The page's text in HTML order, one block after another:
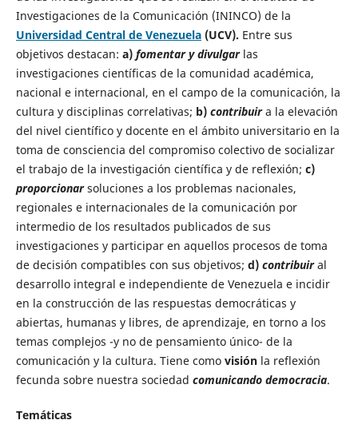
Investigaciones de la Comunicación (ININCO) de la
Universidad Central de Venezuela(UCV). Entre sus
objetivos destacan: a) fomentar y divulgar las
investigaciones científicas de la comunidad académica,
nacional e internacional, en el campo de la comunicación, la
cultura y disciplinas correlativas; b) contribuira la elevación
del nivel científico y docente en el ámbito universitario en la
toma de consciencia del compromiso colectivo de socializar
el trabajo de la investigación científica y de reflexión; c)
proporcionarsoluciones a los problemas nacionales,
regionales e internacionales de la comunicación por
intermedio de los resultados publicados de sus
investigaciones y participar en aquellos procesos de toma
de decisión compatibles con sus objetivos; d) contribuiral
desarrollo integral e independiente de Venezuela e incidir
en la construcción de las respuestas democráticas y
abiertas, humanas y libres, de aprendizaje, en torno a los
temas complejos -y no de pensamiento único- de la
comunicación y la cultura. Tiene como visiónla reflexión
fecunda sobre nuestra sociedad comunicando democracia.
Temáticas